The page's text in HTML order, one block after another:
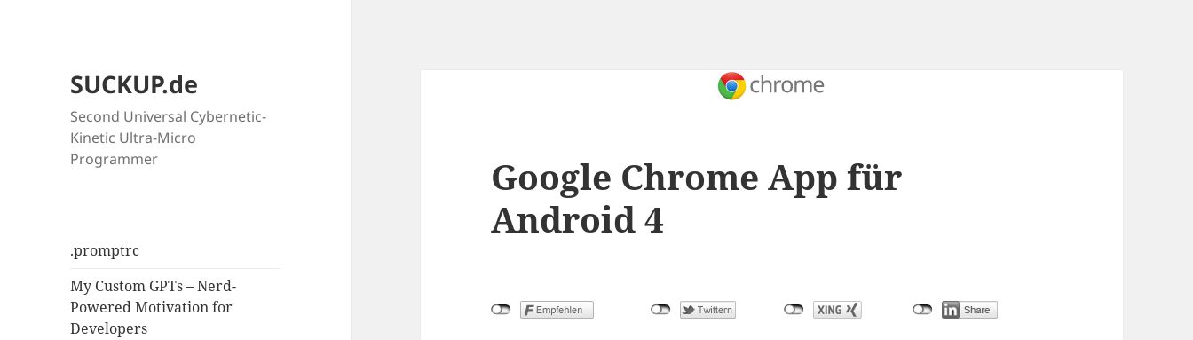
SUCKUP.de
Second Universal Cybernetic-
Kinetic Ultra-Micro
Programmer
.promptrc
My Custom GPTs – Nerd-
Powered Motivation for
Developers
Google Chrome App für
Android 4